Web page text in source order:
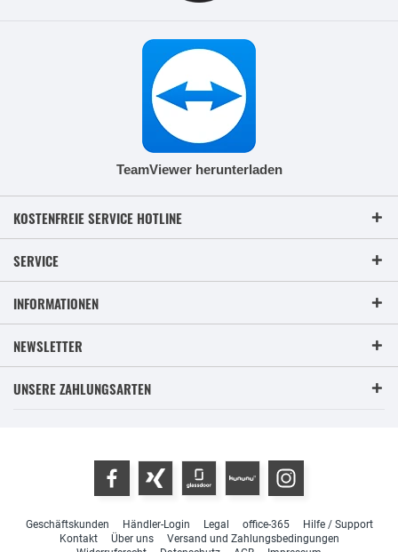
TeamViewer herunterladen
KOSTENFREIE SERVICE HOTLINE
SERVICE
INFORMATIONEN
NEWSLETTER
UNSERE ZAHLUNGSARTEN
Geschäftskunden Händler-Login Legal office-365
Hilfe / Support
Kontakt
Über uns
Versand und Zahlungsbedingungen